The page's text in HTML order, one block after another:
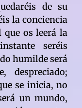
de su
la conciencia
que os leerá la
seréis
humilde será
despreciado;
se inicia, no
un mundo,